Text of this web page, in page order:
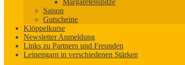
Margaretenspitze
Saison
Gutscheine
Klöppelkurse
Newsletter Anmeldung
Links zu Partnern und Freunden
Leinengarn in verschiedenen Stärken